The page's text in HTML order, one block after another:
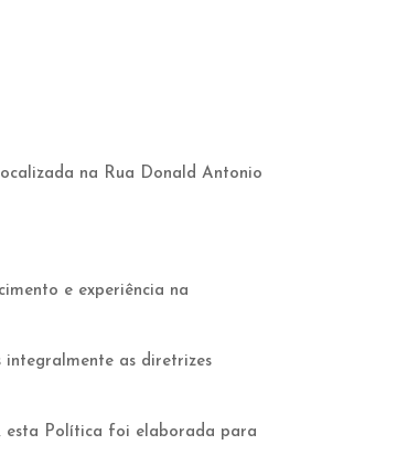
na Rua Donald Antonio
e experiência na
integralmente as diretrizes
esta Política foi elaborada para